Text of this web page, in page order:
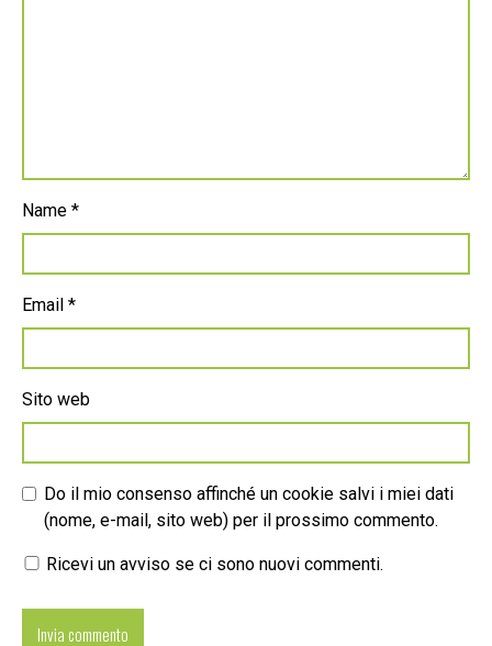
Name *
Email *
Sito web
Do il mio consenso affinché un cookie salvi i miei dati
(nome, e-mail, sito web) per il prossimo commento.
Ricevi un avviso se ci sono nuovi commenti.